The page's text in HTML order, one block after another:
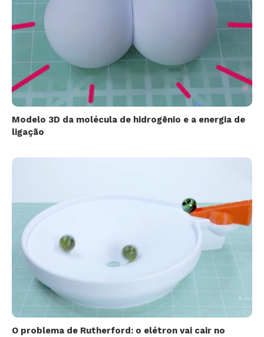
Modelo 3D da molécula de hidrogênio e a energia de
ligação
O problema de Rutherford: o elétron vai cair no